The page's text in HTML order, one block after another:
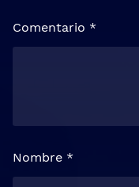
Comentario *
Nombre *